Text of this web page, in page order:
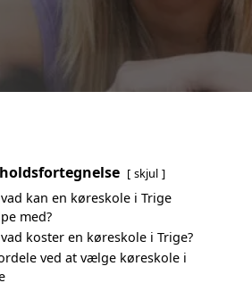
skjul
kan en køreskole i Trige
med?
koster en køreskole i Trige?
ved at vælge køreskole i